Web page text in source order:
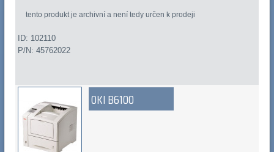
tento produkt je archivní a není tedy určen k prodeji
ID: 102110
P/N: 45762022
OKI B6100